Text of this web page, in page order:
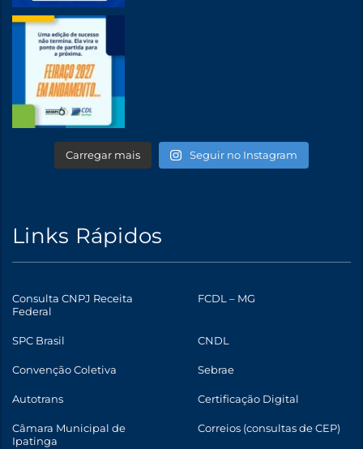
Carregar mais Seguir no Instagram
Links Rápidos
Consulta CNPJ Receita
Federal
FCDL – MG
SPC Brasil CNDL
Convenção Coletiva Sebrae
Autotrans Certificação Digital
Câmara Municipal de
Ipatinga
Correios (consultas de CEP)